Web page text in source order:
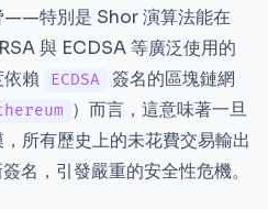
——特別是 Shor 演算法能在
與 ECDSA 等廣泛使用的
賴
ECDSA
簽名的區塊鏈網
）而言，這意味著一旦
所有歷史上的未花費交易輸出
名，引發嚴重的安全性危機。